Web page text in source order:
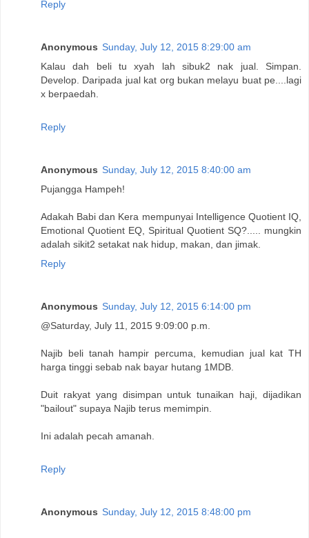
Reply
Anonymous Sunday, July 12, 2015 8:29:00 am
Kalau dah beli tu xyah lah sibuk2 nak jual. Simpan.
Develop. Daripada jual kat org bukan melayu buat pe....lagi
x berpaedah.
Reply
Anonymous Sunday, July 12, 2015 8:40:00 am
Pujangga Hampeh!
Adakah Babi dan Kera mempunyai Intelligence Quotient IQ,
Emotional Quotient EQ, Spiritual Quotient SQ?..... mungkin
adalah sikit2 setakat nak hidup, makan, dan jimak.
Reply
Anonymous Sunday, July 12, 2015 6:14:00 pm
@Saturday, July 11, 2015 9:09:00 p.m.
Najib beli tanah hampir percuma, kemudian jual kat TH
harga tinggi sebab nak bayar hutang 1MDB.
Duit rakyat yang disimpan untuk tunaikan haji, dijadikan
"bailout" supaya Najib terus memimpin.
Ini adalah pecah amanah.
Reply
Anonymous Sunday, July 12, 2015 8:48:00 pm